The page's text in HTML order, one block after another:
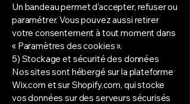
Un bandeau permet d’accepter, refuser ou
paramétrer. Vous pouvez aussi retirer
votre consentement à tout moment dans
« Paramètres des cookies ».
5) Stockage et sécurité des données
Nos sites sont hébergé sur la plateforme
Wix.com et sur Shopify.com, qui stocke
vos données sur des serveurs sécurisés